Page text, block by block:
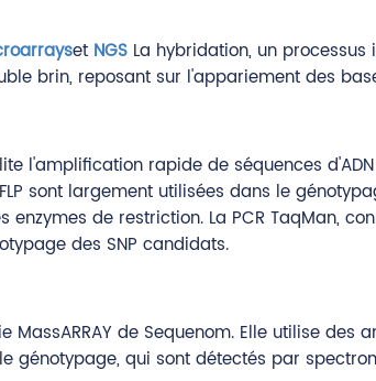
et NGS La hybridation, un
brin, reposant sur l'appariement des
l'amplification rapide de séquences
sont largement utilisées dans le
de restriction. La PCR TaqMan,
des SNP candidats.
MassARRAY de Sequenom. Elle utilise
qui sont détectés par